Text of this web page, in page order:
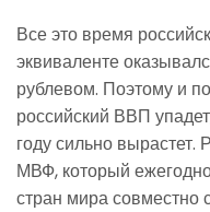
Все это время
эквиваленте
рублевом. Поэтому и
российский ВВП
году сильно вырастет.
МВФ, который
стран мира